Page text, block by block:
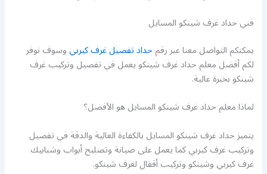
فني حداد غرف شينكو المسايل
يمكنكم التواصل معنا عبر رقمحداد تفصيل غرف كيربيوسوف نوفر
لكم أفضل معلم حداد غرف شينكو يعمل في تفصيل وتركيب غرف
شينكو بخبرة عالية.
لماذا معلم حداد غرف شينكو المسايل هو الأفضل؟
يتميز حداد غرف شينكو المسايل بالكفاءة العالية والدقة في تفصيل
وتركيب غرف كيربي كما يعمل على صيانة وتصليح أبواب وشبابيك
غرف كيربي وشينكو وتركيب أقفال لغرف شينكو.